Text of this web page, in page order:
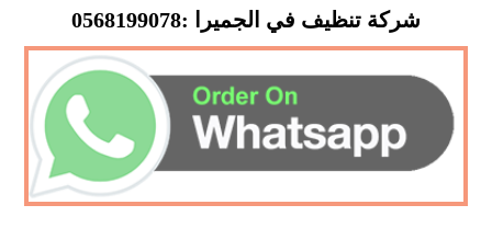
شركة تنظيف في الجميرا :0568199078